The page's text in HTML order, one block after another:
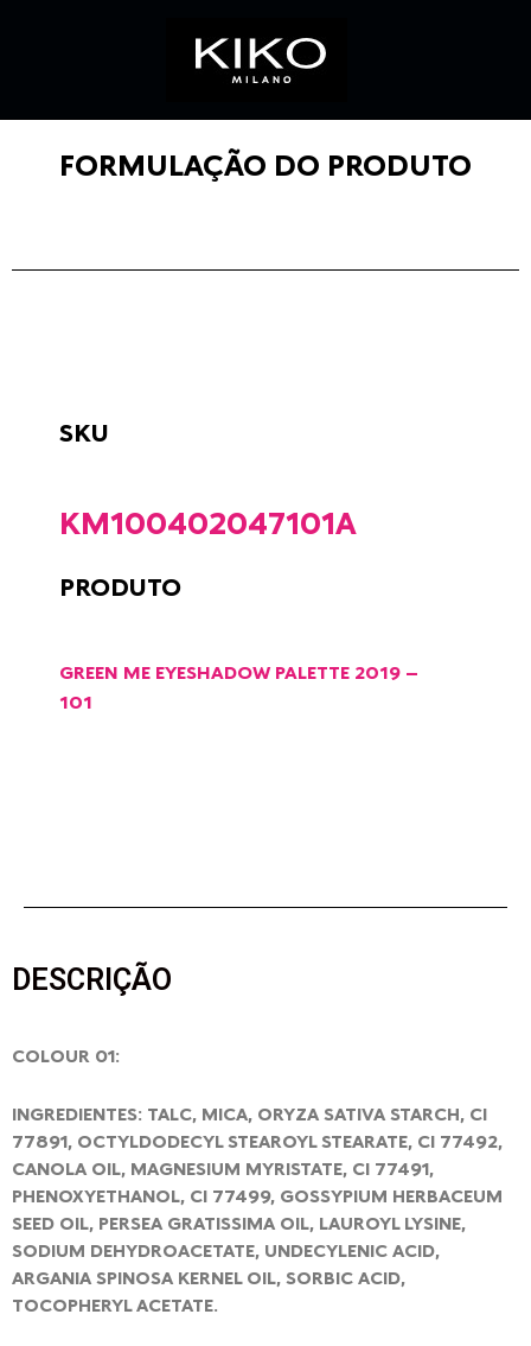
FORMULAÇÃO DO PRODUTO
SKU
KM100402047101A
PRODUTO
GREEN ME EYESHADOW PALETTE 2019 –
101
DESCRIÇÃO
COLOUR 01:
INGREDIENTES: TALC, MICA, ORYZA SATIVA STARCH, CI
77891, OCTYLDODECYL STEAROYL STEARATE, CI 77492,
CANOLA OIL, MAGNESIUM MYRISTATE, CI 77491,
PHENOXYETHANOL, CI 77499, GOSSYPIUM HERBACEUM
SEED OIL, PERSEA GRATISSIMA OIL, LAUROYL LYSINE,
SODIUM DEHYDROACETATE, UNDECYLENIC ACID,
ARGANIA SPINOSA KERNEL OIL, SORBIC ACID,
TOCOPHERYL ACETATE.